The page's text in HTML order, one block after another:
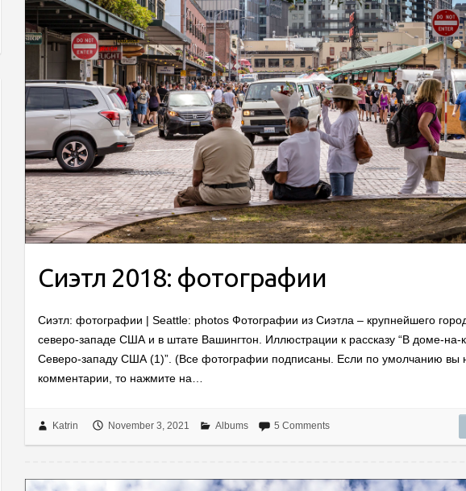
Сиэтл 2018: фотографии
Сиэтл: фотографии | Seattle: photos Фотографии из Сиэтла – крупнейшего
северо-западе США и в штате Вашингтон. Иллюстрации к рассказу “В доме-на-
Северо-западу США (1)”. (Все фотографии подписаны. Если по умолчанию вы
комментарии, то нажмите на…
Katrin November 3, 2021 Albums 5 Comments